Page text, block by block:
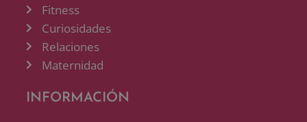
Fitness
Curiosidades
Relaciones
Maternidad
INFORMACIÓN